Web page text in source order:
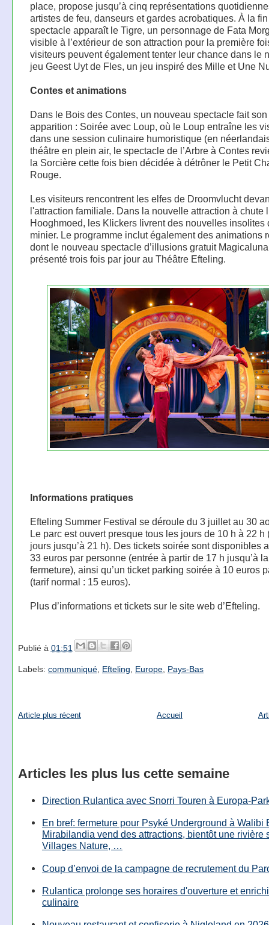
place, propose jusqu’à cinq représentations
artistes de feu, danseurs et gardes acrobatiques. À la
spectacle apparaît le Tigre, un personnage de Fata
visible à l’extérieur de son attraction pour la première
visiteurs peuvent également tenter leur chance dans le
jeu Geest Uyt de Fles, un jeu inspiré des Mille et Une
Contes et animations
Dans le Bois des Contes, un nouveau spectacle fait son
apparition : Soirée avec Loup, où le Loup entraîne les
dans une session culinaire humoristique (en
théâtre en plein air, le spectacle de l’Arbre à Contes
la Sorcière cette fois bien décidée à détrôner le Petit
Rouge.
Les visiteurs rencontrent les elfes de Droomvlucht
l'attraction familiale. Dans la nouvelle attraction à chute
Hooghmoed, les Klickers livrent des nouvelles insolites
minier. Le programme inclut également des animations
dont le nouveau spectacle d’illusions gratuit
présenté trois fois par jour au Théâtre Efteling.
Informations pratiques
Efteling Summer Festival se déroule du 3 juillet au 30
Le parc est ouvert presque tous les jours de 10 h à 22 h
jours jusqu’à 21 h). Des tickets soirée sont disponibles
33 euros par personne (entrée à partir de 17 h jusqu’à la
fermeture), ainsi qu’un ticket parking soirée à 10 euros
(tarif normal : 15 euros).
Plus d’informations et tickets sur le site web d’Efteling.
Publié à 01:51
Labels: communiqué, Efteling Europe, Pays-Bas
Article plus récent Accueil
Articles les plus lus cette semaine
Direction Rulantica avec Snorri Touren à Europa-
En bref: fermeture pour Psyké Underground à Walibi
Mirabilandia vend des attractions, bientôt une rivière
Villages Nature, …
Coup d’envoi de la campagne de recrutement du
Rulantica prolonge ses horaires d'ouverture et
culinaire